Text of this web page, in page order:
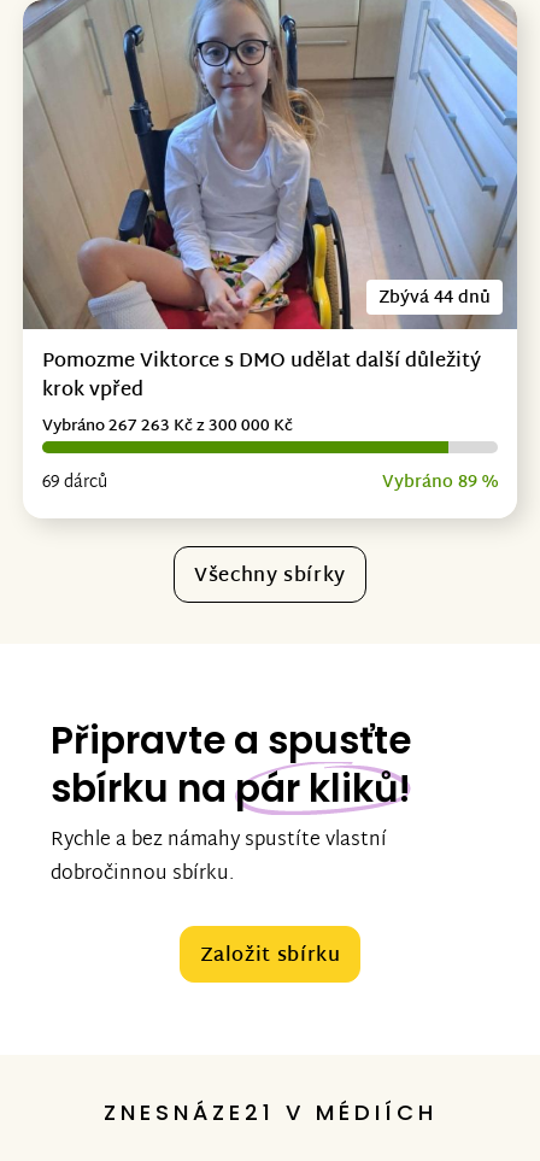
Zbývá 44 dnů
Pomozme Viktorce s DMO udělat další důležitý
krok vpřed
69 dárců Vybráno 89 %
Vybráno 267 263 Kč z 300 000 Kč
Všechny sbírky
Připravte a spusťte
sbírku na pár kliků!
Rychle a bez námahy spustíte vlastní
dobročinnou sbírku.
Založit sbírku
ZNESNÁZE21 V MÉDIÍCH